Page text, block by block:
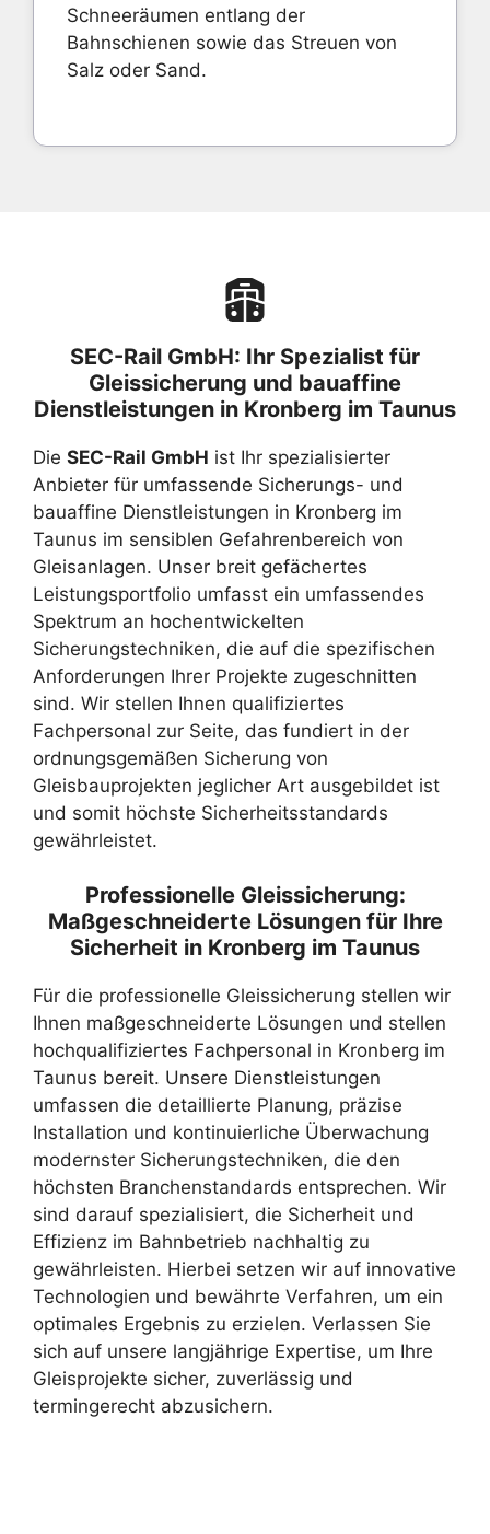
Schneeräumen entlang der
Bahnschienen sowie das Streuen von
Salz oder Sand.
SEC-Rail GmbH: Ihr Spezialist für
Gleissicherung und bauaffine
Dienstleistungen in Kronberg im Taunus
Die SEC-Rail GmbH ist Ihr spezialisierter
Anbieter für umfassende Sicherungs- und
bauaffine Dienstleistungen in Kronberg im
Taunus im sensiblen Gefahrenbereich von
Gleisanlagen. Unser breit gefächertes
Leistungsportfolio umfasst ein umfassendes
Spektrum an hochentwickelten
Sicherungstechniken, die auf die spezifischen
Anforderungen Ihrer Projekte zugeschnitten
sind. Wir stellen Ihnen qualifiziertes
Fachpersonal zur Seite, das fundiert in der
ordnungsgemäßen Sicherung von
Gleisbauprojekten jeglicher Art ausgebildet ist
und somit höchste Sicherheitsstandards
gewährleistet.
Professionelle Gleissicherung:
Maßgeschneiderte Lösungen für Ihre
Sicherheit in Kronberg im Taunus
Für die professionelle Gleissicherung stellen wir
Ihnen maßgeschneiderte Lösungen und stellen
hochqualifiziertes Fachpersonal in Kronberg im
Taunus bereit. Unsere Dienstleistungen
umfassen die detaillierte Planung, präzise
Installation und kontinuierliche Überwachung
modernster Sicherungstechniken, die den
höchsten Branchenstandards entsprechen. Wir
sind darauf spezialisiert, die Sicherheit und
Effizienz im Bahnbetrieb nachhaltig zu
gewährleisten. Hierbei setzen wir auf innovative
Technologien und bewährte Verfahren, um ein
optimales Ergebnis zu erzielen. Verlassen Sie
sich auf unsere langjährige Expertise, um Ihre
Gleisprojekte sicher, zuverlässig und
termingerecht abzusichern.